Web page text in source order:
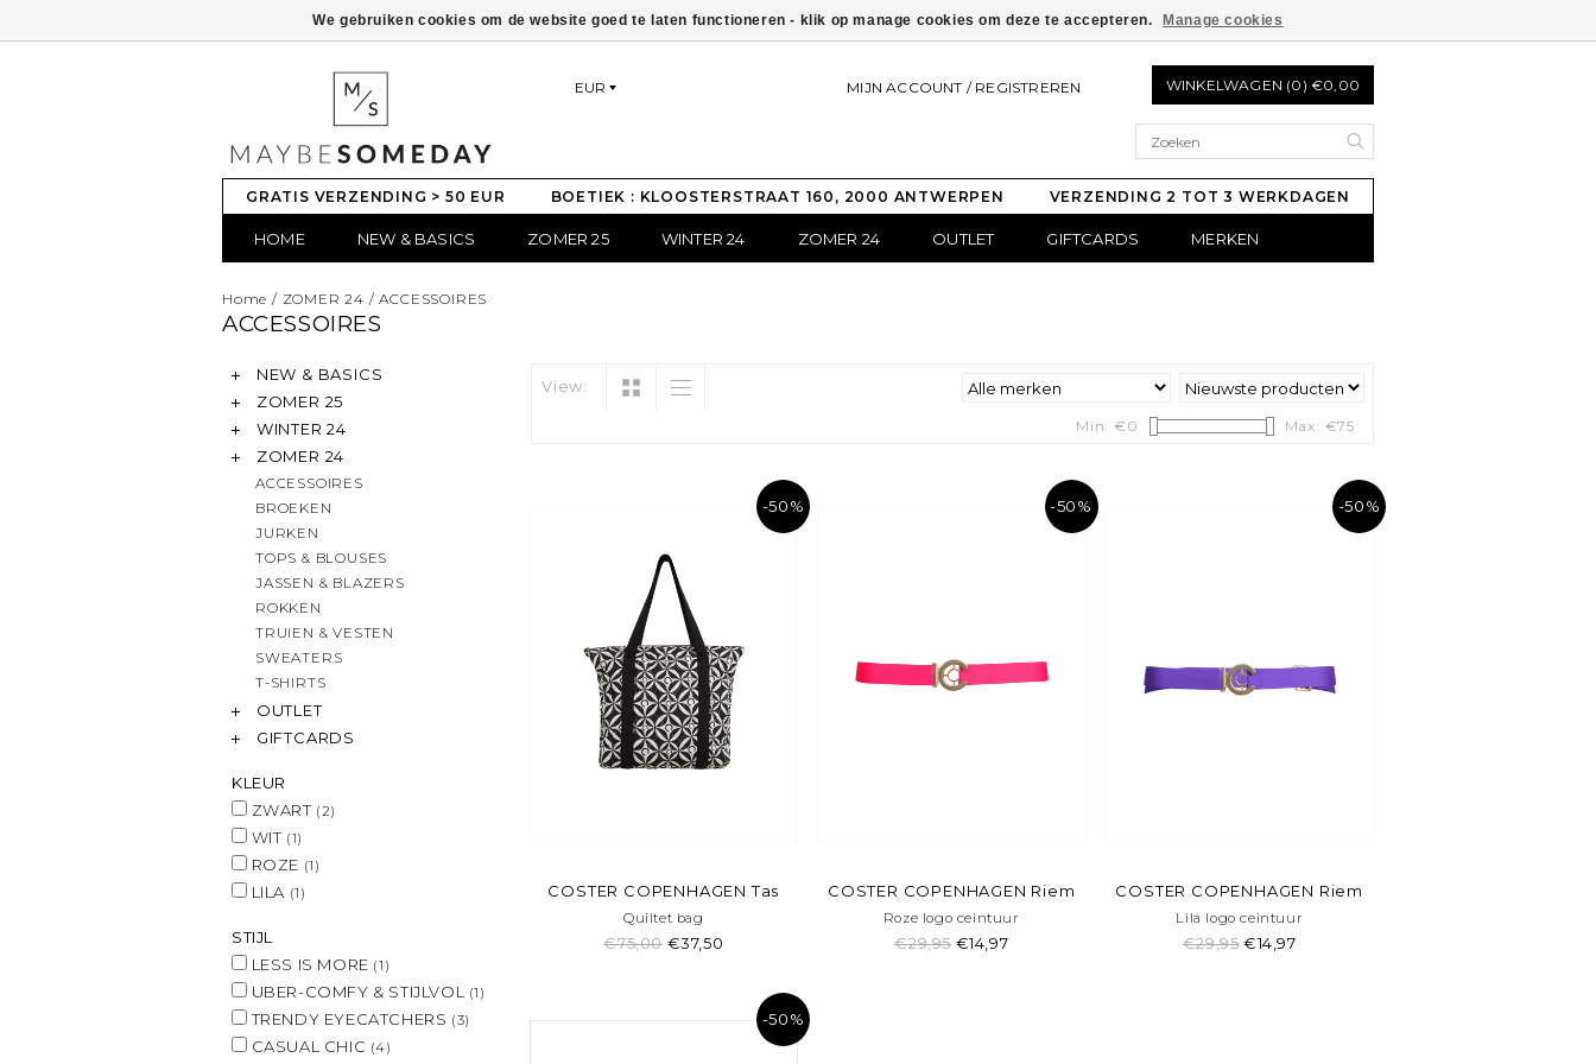
EUR MIJN ACCOUNT / REGISTREREN WINKELWAGEN (0) €0,00
GRATIS VERZENDING > 50 EUR BOETIEK : KLOOSTERSTRAAT 160, 2000 ANTWERPEN VERZENDING 2 TOT 3 WERKDAGEN
HOME NEW & BASICS ZOMER 25 WINTER 24 ZOMER 24 OUTLET GIFTCARDS MERKEN
Home / ZOMER 24 /ACCESSOIRES
ACCESSOIRES
NEW & BASICS
ZOMER 25
WINTER 24
ZOMER 24
ACCESSOIRES
BROEKEN
JURKEN
TOPS & BLOUSES
JASSEN & BLAZERS
ROKKEN
TRUIEN & VESTEN
SWEATERS
T-SHIRTS
OUTLET
GIFTCARDS
KLEUR
ZWART (2)
WIT (1)
ROZE (1)
LILA (1)
STIJL
LESS IS MORE (1)
UBER-COMFY & STIJLVOL (1)
TRENDY EYECATCHERS (3)
CASUAL CHIC (4)
View:
Min: € 0 Max: €75
-50%
COSTER COPENHAGEN Tas
Quiltet bag
€75,00€37,50
-50%
COSTER COPENHAGEN Riem
Roze logo ceintuur
€29,95€14,97
-50%
COSTER COPENHAGEN Riem
Lila logo ceintuur
€29,95€14,97
-50%
We gebruiken cookies om de website goed te laten functioneren - klik op manage cookies om deze te accepteren. Manage cookies